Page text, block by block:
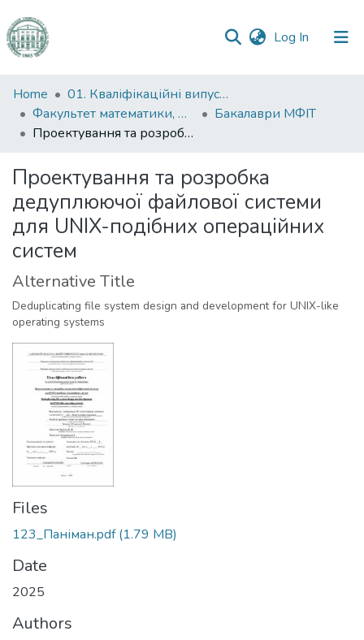
Log In (current)
Communities
&
Collections
Statistics
Home
01. Кваліфікаційні випускні роботи здобувачів вищої освіти
Факультет математики, фізики та інформаційних технологій
Бакалаври МФІТ
Проектування та розробка дедуплюючої файлової системи для UNIX-подібних операційних систем
Проектування та розробка
дедуплюючої файлової системи
для UNIX-подібних операційних
систем
Alternative Title
Deduplicating file system design and development for UNIX-like
operating systems
Files
123_Паніман.pdf(1.79 MB)
Date
2025
Authors